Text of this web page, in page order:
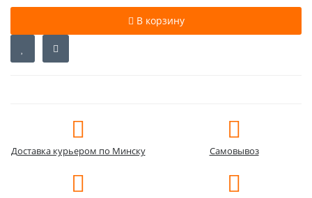
В корзину
Доставка курьером по Минску Самовывоз